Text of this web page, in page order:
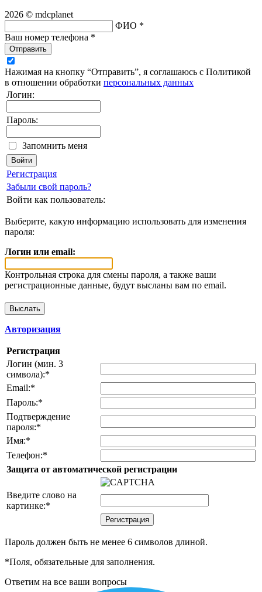
2026 © mdcplanet
ФИО *
Ваш номер телефона *
Отправить
Нажимая на кнопку “Отправить”, я соглашаюсь с Политикой
в отношении обработки персональных данных
Логин:
Пароль:
Запомнить меня
Регистрация
Забыли свой пароль?
Войти как пользователь:
Выберите, какую информацию использовать для изменения
пароля:
Логин или email:
Контрольная строка для смены пароля, а также ваши
регистрационные данные, будут высланы вам по email.
Авторизация
Регистрация
Логин (мин. 3
символа):*
Email:*
Пароль:*
Подтверждение
пароля:*
Имя:*
Телефон:*
Защита от автоматической регистрации
Введите слово на
картинке:*
Пароль должен быть не менее 6 символов длиной.
*Поля, обязательные для заполнения.
Ответим на все ваши вопросы